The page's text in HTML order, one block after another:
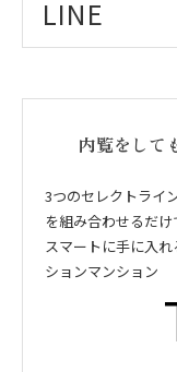
LINE
内覧をして
3つのセレクトライ
を組み合わせるだけ
スマートに手に入
ションマンション